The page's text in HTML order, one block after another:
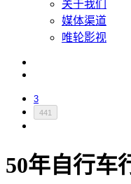
关于我们
媒体渠道
唯轮影视
3
441
50年自行车